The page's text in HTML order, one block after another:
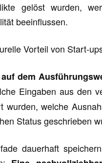
gelöst wurden,
beeinflussen.
Vorteil von Start-
dem
Eingaben aus den
wurden, welche
Status geschrieben
dauerhaft